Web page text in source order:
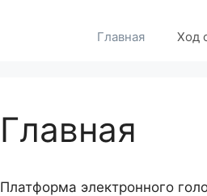
Главная Ход
Главная
Платформа электронного